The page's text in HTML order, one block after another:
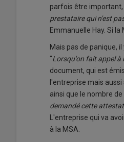
parfois être
prestataire qui n'est
Emmanuelle Hay. Si
Mais pas de panique,
"Lorsqu'on fait appel
document, qui est
l'entreprise mais
ainsi que le nombre
demandé cette
L'entreprise qui va
à la MSA.